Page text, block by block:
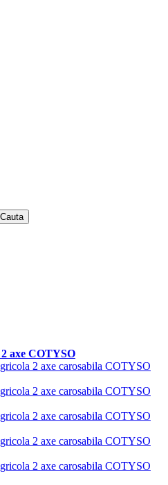
Cauta
axe COTYSO
2 axe carosabila COTYSO
2 axe carosabila COTYSO
2 axe carosabila COTYSO
2 axe carosabila COTYSO
2 axe carosabila COTYSO